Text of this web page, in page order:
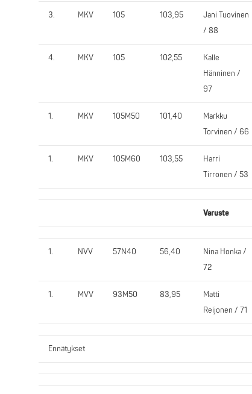
3. MKV 105 103,95
Jani Tuovinen
/ 88
4. MKV 105 102,55
Kalle
Hänninen /
97
1. MKV 105M50 101,40
Markku
Torvinen / 66
1. MKV 105M60 103,55
Harri
Tirronen / 53
Varuste
1. NVV 57N40 56,40
Nina Honka /
72
1. MVV 93M50 83,95
Matti
Reijonen / 71
Ennätykset